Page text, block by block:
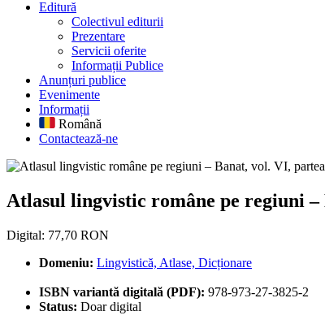
Editură
Colectivul editurii
Prezentare
Servicii oferite
Informații Publice
Anunțuri publice
Evenimente
Informații
Română
Contactează-ne
Atlasul lingvistic române
Atlasul lingvistic române pe regiuni
Digital: 77,70 RON
Domeniu: Lingvistică, Atlase, Dicționare
ISBN variantă digitală (PDF): 978-973-27-3825-2
Status: Doar digital